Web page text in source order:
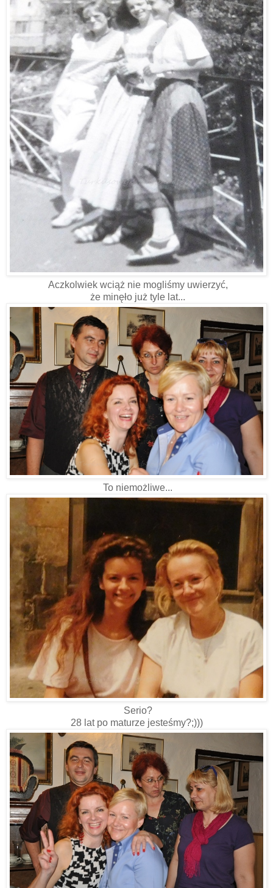
Aczkolwiek wciąż nie mogliśmy uwierzyć,
że minęło już tyle lat...
To niemożliwe...
Serio?
28 lat po maturze jesteśmy?;)))